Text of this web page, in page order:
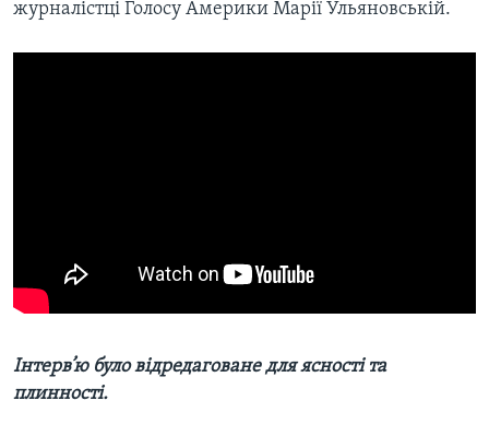
журналістці Голосу Америки Марії Ульяновській.
Інтерв’ю було відредаговане для ясності та
плинності.